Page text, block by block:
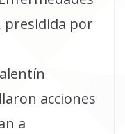
presidida por
acciones
a